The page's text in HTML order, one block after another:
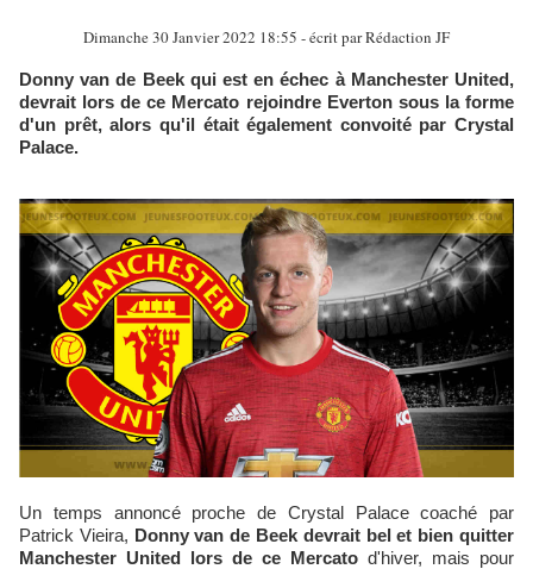
Dimanche 30 Janvier 2022 18:55 - écrit par Rédaction JF
Donny van de Beek qui est en échec à Manchester United,
devrait lors de ce Mercato rejoindre Everton sous la forme
d'un prêt, alors qu'il était également convoité par Crystal
Palace.
Un temps annoncé proche de Crystal Palace coaché par
Patrick Vieira, Donny van de Beek devrait bel et bien quitter
Manchester United lors de ce Mercato d'hiver, mais pour